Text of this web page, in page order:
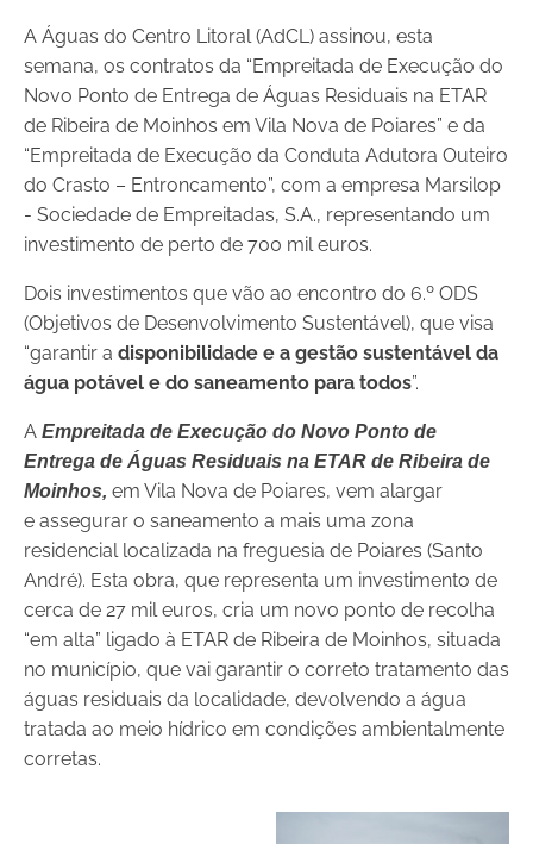
A Águas do Centro Litoral (AdCL) assinou, esta
semana, os contratos da “Empreitada de Execução do
Novo Ponto de Entrega de Águas Residuais na ETAR
de Ribeira de Moinhos em Vila Nova de Poiares” e da
“Empreitada de Execução da Conduta Adutora Outeiro
do Crasto – Entroncamento”, com a empresa Marsilop
- Sociedade de Empreitadas, S.A., representando um
investimento de perto de 700 mil euros.
Dois investimentos que vão ao encontro do 6.º ODS
(Objetivos de Desenvolvimento Sustentável), que visa
“garantir a disponibilidade e a gestão sustentável da
água potável e do saneamento para todos”.
A Empreitada de Execução do Novo Ponto de
Entrega de Águas Residuais na ETAR de Ribeira de
Moinhos, em Vila Nova de Poiares, vem alargar
e assegurar o saneamento a mais uma zona
residencial localizada na freguesia de Poiares (Santo
André). Esta obra, que representa um investimento de
cerca de 27 mil euros, cria um novo ponto de recolha
“em alta” ligado à ETAR de Ribeira de Moinhos, situada
no município, que vai garantir o correto tratamento das
águas residuais da localidade, devolvendo a água
tratada ao meio hídrico em condições ambientalmente
corretas.